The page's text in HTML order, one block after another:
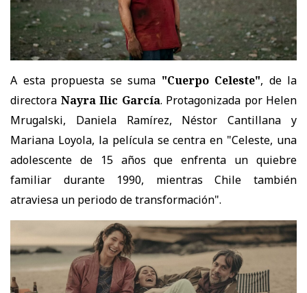
A esta propuesta se suma "Cuerpo Celeste", de la
directora Nayra Ilic García. Protagonizada por Helen
Mrugalski, Daniela Ramírez, Néstor Cantillana y
Mariana Loyola, la película se centra en "Celeste, una
adolescente de 15 años que enfrenta un quiebre
familiar durante 1990, mientras Chile también
atraviesa un periodo de transformación".